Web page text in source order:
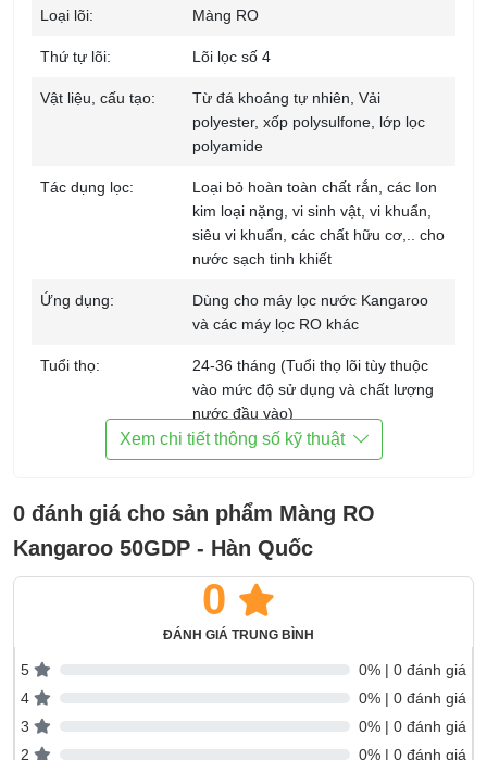
0 đánh giá cho sản phẩm Màng RO
Kangaroo 50GDP - Hàn Quốc
0
ĐÁNH GIÁ TRUNG BÌNH
5
0% | 0 đánh giá
4
0% | 0 đánh giá
3
0% | 0 đánh giá
2
0% | 0 đánh giá
Loại lõi: Màng RO
Thứ tự lõi: Lõi lọc số 4
Vật liệu, cấu tạo: Từ đá khoáng tự nhiên, Vải
polyester, xốp polysulfone, lớp lọc
polyamide
Tác dụng lọc:
Loại bỏ hoàn toàn chất rắn, các Ion
kim loại nặng, vi sinh vật, vi khuẩn,
siêu vi khuẩn, các chất hữu cơ,.. cho
nước sạch tinh khiết
Ứng dụng:
Dùng cho máy lọc nước Kangaroo
và các máy lọc RO khác
Tuổi thọ:
24-36 tháng (Tuổi thọ lõi tùy thuộc
vào mức độ sử dụng và chất lượng
nước đầu vào)
Thương hiệu: Kangaroo
55 x 300 (Rộng x cao) mm
Trọng lượng: 0,25 kg
Không có
Xem chi tiết thông số kỹ thuật